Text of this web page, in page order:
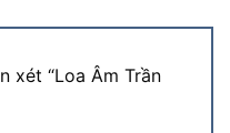
xét “Loa Âm Trần